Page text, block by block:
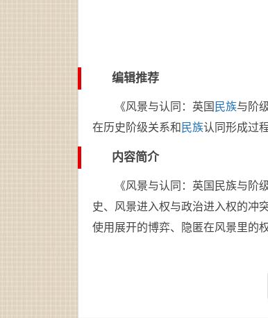
编辑推荐
《风景与认同：英国 民族与阶
在历史阶级关系和 民族认同形成过
内容简介
《风景与认同：英国民族与阶
史、风景进入权与政治进入权的冲
使用展开的博弈、隐匿在风景里的